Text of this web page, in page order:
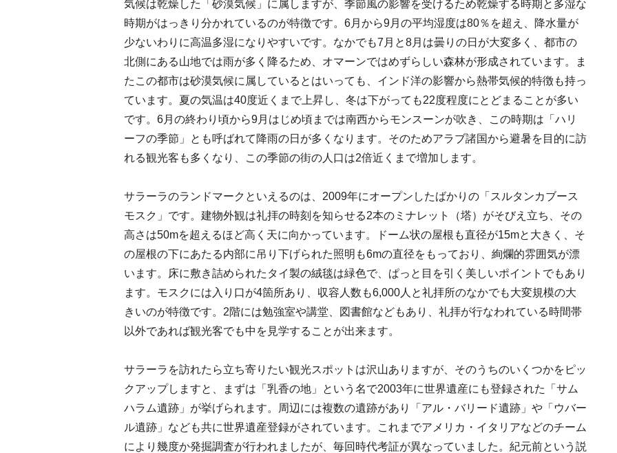
気候は乾燥した「砂漠気候」に属しますが、季節風の影響を受けるため乾燥する時期と多湿な
時期がはっきり分かれているのが特徴です。6月から9月の平均湿度は80％を超え、降水量が
少ないわりに高温多湿になりやすいです。なかでも7月と8月は曇りの日が大変多く、都市の
北側にある山地では雨が多く降るため、オマーンではめずらしい森林が形成されています。ま
たこの都市は砂漠気候に属しているとはいっても、インド洋の影響から熱帯気候的特徴も持っ
ています。夏の気温は40度近くまで上昇し、冬は下がっても22度程度にとどまることが多い
です。6月の終わり頃から9月はじめ頃までは南西からモンスーンが吹き、この時期は「ハリ
ーフの季節」とも呼ばれて降雨の日が多くなります。そのためアラブ諸国から避暑を目的に訪
れる観光客も多くなり、この季節の街の人口は2倍近くまで増加します。
サラーラのランドマークといえるのは、2009年にオープンしたばかりの「スルタンカブース
モスク」です。建物外観は礼拝の時刻を知らせる2本のミナレット（塔）がそびえ立ち、その
高さは50mを超えるほど高く天に向かっています。ドーム状の屋根も直径が15mと大きく、そ
の屋根の下にあたる内部に吊り下げられた照明も6mの直径をもっており、絢爛的雰囲気が漂
います。床に敷き詰められたタイ製の絨毯は緑色で、ぱっと目を引く美しいポイントでもあり
ます。モスクには入り口が4箇所あり、収容人数も6,000人と礼拝所のなかでも大変規模の大
きいのが特徴です。2階には勉強室や講堂、図書館などもあり、礼拝が行なわれている時間帯
以外であれば観光客でも中を見学することが出来ます。
サラーラを訪れたら立ち寄りたい観光スポットは沢山ありますが、そのうちのいくつかをピッ
クアップしますと、まずは「乳香の地」という名で2003年に世界遺産にも登録された「サム
ハラム遺跡」が挙げられます。周辺には複数の遺跡があり「アル・バリード遺跡」や「ウバー
ル遺跡」なども共に世界遺産登録がされています。これまでアメリカ・イタリアなどのチーム
により幾度か発掘調査が行われましたが、毎回時代考証が異なっていました。紀元前という説